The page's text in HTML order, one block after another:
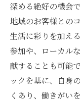
深める絶好の機会
地域のお客様との
生活に彩りを加え
参加や、ローカル
献することも可能
ックを基に、自身
くあり、働きがい